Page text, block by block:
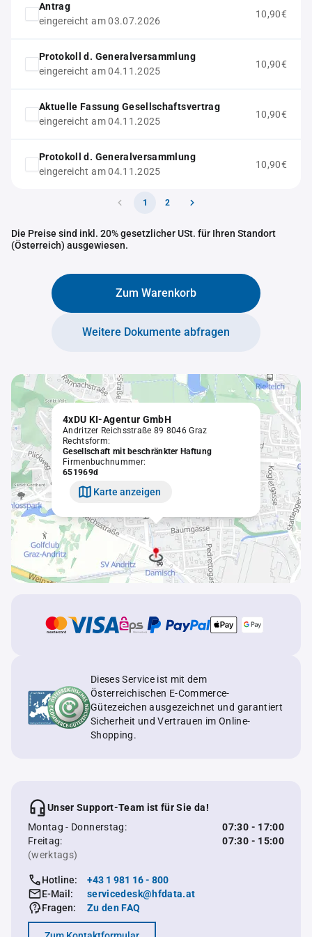
Antrag
eingereicht am 03.07.2026
10,90€
Protokoll d. Generalversammlung
eingereicht am 04.11.2025
10,90€
Aktuelle Fassung Gesellschaftsvertrag
eingereicht am 04.11.2025
10,90€
Protokoll d. Generalversammlung
eingereicht am 04.11.2025
10,90€
1 2
Die Preise sind inkl. 20% gesetzlicher USt. für Ihren Standort
(Österreich) ausgewiesen.
Zum Warenkorb
Weitere Dokumente abfragen
4xDU KI-Agentur GmbH
Andritzer Reichsstraße 89 8046 Graz
Rechtsform:
Gesellschaft mit beschränkter Haftung
Firmenbuchnummer:
651969d
Karte anzeigen
Dieses Service ist mit dem
Österreichischen E-Commerce-
Gütezeichen ausgezeichnet und garantiert
Sicherheit und Vertrauen im Online-
Shopping.
Unser Support-Team ist für Sie da!
Montag - Donnerstag:
07:30 - 17:00
Freitag:
07:30 - 15:00
(werktags)
Hotline:
+43 1 981 16 - 800
E-Mail:
servicedesk@hfdata.at
Fragen:
Zu den FAQ